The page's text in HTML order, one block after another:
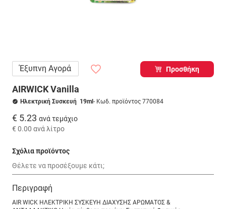
Έξυπνη Αγορά Προσθήκη
AIRWICK Vanilla
Ηλεκτρική Συσκευή 19ml - Κωδ. προϊόντος 770084
€ 5.23 ανά τεμάχιο
€ 0.00 ανά λίτρο
Σχόλια προϊόντος
Περιγραφή
AIR WICK ΗΛΕΚΤΡΙΚΗ ΣΥΣΚΕΥΗ ΔΙΑΧΥΣΗΣ ΑΡΩΜΑΤΟΣ &